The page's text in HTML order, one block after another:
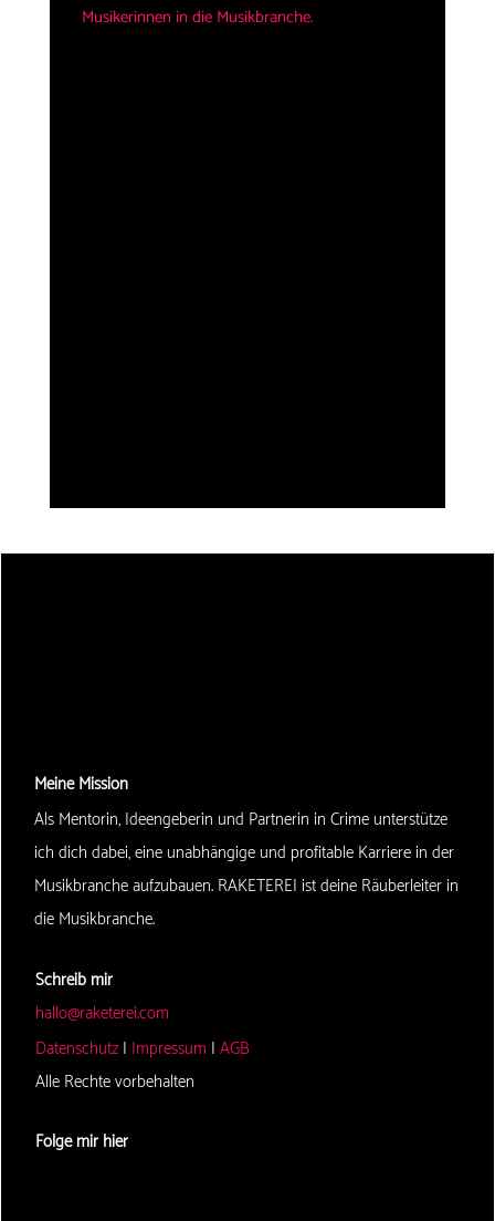
Musikerinnen in die Musikbranche.
Meine Mission
Als Mentorin, Ideengeberin und Partnerin in Crime unterstütze
ich dich dabei, eine unabhängige und profitable Karriere in der
Musikbranche aufzubauen. RAKETEREI ist deine Räuberleiter in
die Musikbranche.
Schreib mir
hallo@raketerei.com
Datenschutz | Impressum | AGB
Alle Rechte vorbehalten
Folge mir hier